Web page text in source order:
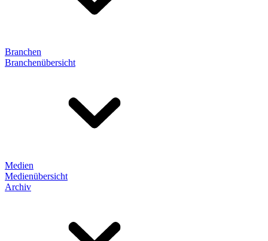
Branchen
Branchenübersicht
Medien
Medienübersicht
Archiv